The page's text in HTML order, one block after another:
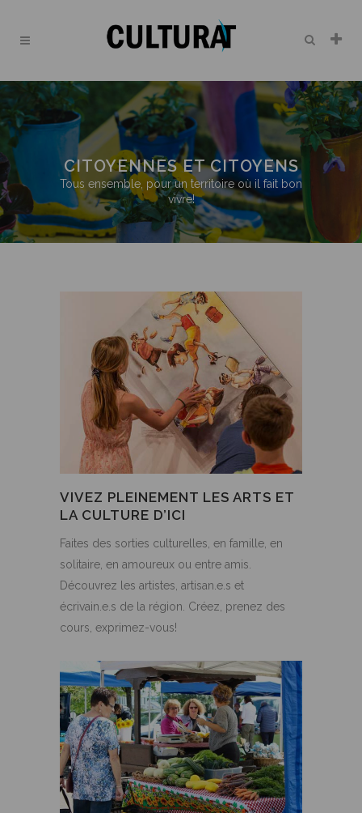
CITOYENNES ET CITOYENS
Tous ensemble, pour un territoire où il fait bon
vivre!
VIVEZ PLEINEMENT LES ARTS ET
LA CULTURE D’ICI
Faites des sorties culturelles, en famille, en
solitaire, en amoureux ou entre amis.
Découvrez les artistes, artisan.e.s et
écrivain.e.s de la région. Créez, prenez des
cours, exprimez-vous!